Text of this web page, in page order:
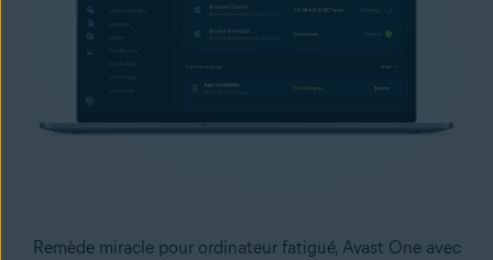
Remède miracle pour ordinateur fatigué, Avast One avec